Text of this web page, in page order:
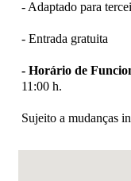
- Adaptado para
- Entrada gratuita
- Horário de
11:00 h.
Sujeito a mudanças